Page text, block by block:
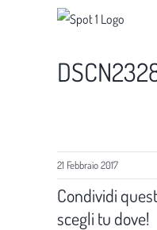
21 Febbraio 2017
Condividi
scegli tu dove!